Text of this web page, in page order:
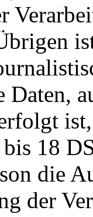
Daten,
18
die
der